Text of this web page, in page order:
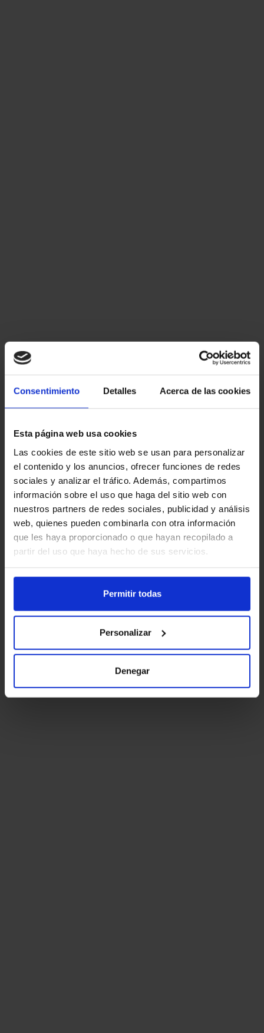
Consentimiento Detalles Acerca de las cookies
Esta página web usa cookies
Las cookies de este sitio web se usan para personalizar
el contenido y los anuncios, ofrecer funciones de redes
sociales y analizar el tráfico. Además, compartimos
información sobre el uso que haga del sitio web con
nuestros partners de redes sociales, publicidad y análisis
web, quienes pueden combinarla con otra información
que les haya proporcionado o que hayan recopilado a
partir del uso que haya hecho de sus servicios.
Permitir todas
Personalizar
Denegar